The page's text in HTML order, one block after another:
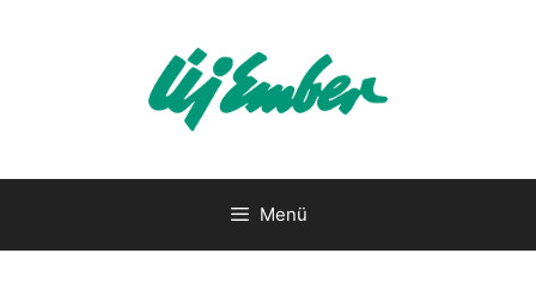
Menü